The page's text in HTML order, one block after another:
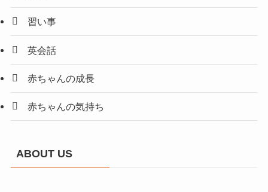
習い事
英会話
赤ちゃんの成長
赤ちゃんの気持ち
ABOUT US